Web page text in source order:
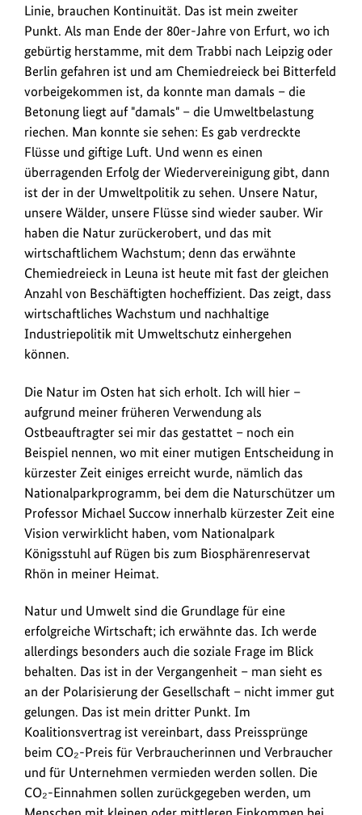
Linie, brauchen Kontinuität. Das ist mein zweiter
Punkt. Als man Ende der 80er-Jahre von Erfurt, wo ich
gebürtig herstamme, mit dem Trabbi nach Leipzig oder
Berlin gefahren ist und am Chemiedreieck bei Bitterfeld
vorbeigekommen ist, da konnte man damals – die
Betonung liegt auf "damals" – die Umweltbelastung
riechen. Man konnte sie sehen: Es gab verdreckte
Flüsse und giftige Luft. Und wenn es einen
überragenden Erfolg der Wiedervereinigung gibt, dann
ist der in der Umweltpolitik zu sehen. Unsere Natur,
unsere Wälder, unsere Flüsse sind wieder sauber. Wir
haben die Natur zurückerobert, und das mit
wirtschaftlichem Wachstum; denn das erwähnte
Chemiedreieck in Leuna ist heute mit fast der gleichen
Anzahl von Beschäftigten hocheffizient. Das zeigt, dass
wirtschaftliches Wachstum und nachhaltige
Industriepolitik mit Umweltschutz einhergehen
können.
Die Natur im Osten hat sich erholt. Ich will hier –
aufgrund meiner früheren Verwendung als
Ostbeauftragter sei mir das gestattet – noch ein
Beispiel nennen, wo mit einer mutigen Entscheidung in
kürzester Zeit einiges erreicht wurde, nämlich das
Nationalparkprogramm, bei dem die Naturschützer um
Professor Michael Succow innerhalb kürzester Zeit eine
Vision verwirklicht haben, vom Nationalpark
Königsstuhl auf Rügen bis zum Biosphärenreservat
Rhön in meiner Heimat.
Natur und Umwelt sind die Grundlage für eine
erfolgreiche Wirtschaft; ich erwähnte das. Ich werde
allerdings besonders auch die soziale Frage im Blick
behalten. Das ist in der Vergangenheit – man sieht es
an der Polarisierung der Gesellschaft – nicht immer gut
gelungen. Das ist mein dritter Punkt. Im
Koalitionsvertrag ist vereinbart, dass Preissprünge
beim CO₂-Preis für Verbraucherinnen und Verbraucher
und für Unternehmen vermieden werden sollen. Die
CO₂-Einnahmen sollen zurückgegeben werden, um